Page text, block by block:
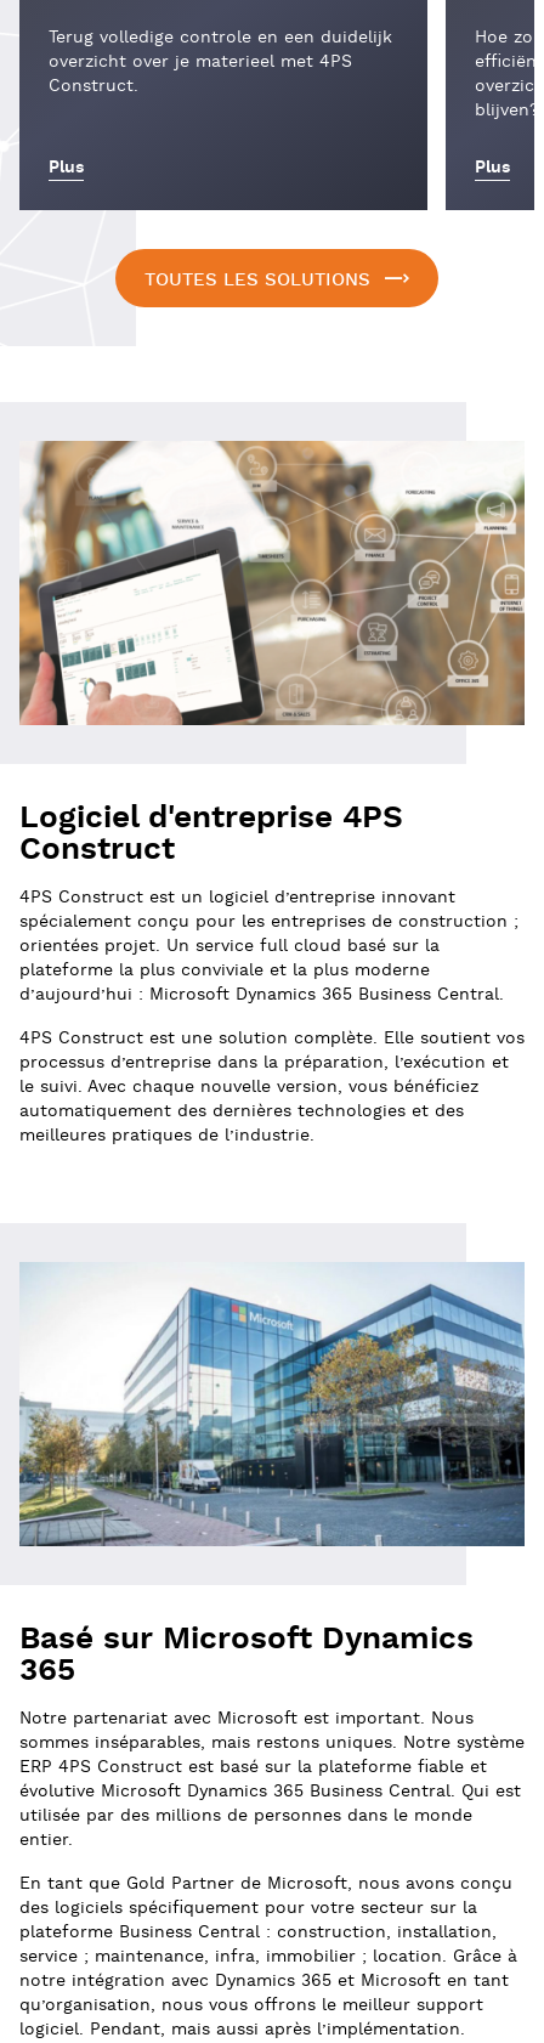
Terug volledige controle en een duidelijk
overzicht over je materieel met 4PS
Construct.
Plus
Hoe
blijven?
Plus
TOUTES LES SOLUTIONS
Logiciel d'entreprise 4PS
Construct
4PS Construct est un logiciel d’entreprise innovant
spécialement conçu pour les entreprises de construction ;
orientées projet. Un service full cloud basé sur la
plateforme la plus conviviale et la plus moderne
d’aujourd’hui : Microsoft Dynamics 365 Business Central.
4PS Construct est une solution complète. Elle soutient vos
processus d’entreprise dans la préparation, l’exécution et
le suivi. Avec chaque nouvelle version, vous bénéficiez
automatiquement des dernières technologies et des
meilleures pratiques de l’industrie.
Basé sur Microsoft Dynamics
365
Notre partenariat avec Microsoft est important. Nous
sommes inséparables, mais restons uniques. Notre système
ERP 4PS Construct est basé sur la plateforme fiable et
évolutive Microsoft Dynamics 365 Business Central. Qui est
utilisée par des millions de personnes dans le monde
entier.
En tant que Gold Partner de Microsoft, nous avons conçu
des logiciels spécifiquement pour votre secteur sur la
plateforme Business Central : construction, installation,
service ; maintenance, infra, immobilier ; location. Grâce à
notre intégration avec Dynamics 365 et Microsoft en tant
qu’organisation, nous vous offrons le meilleur support
logiciel. Pendant, mais aussi après l’implémentation.